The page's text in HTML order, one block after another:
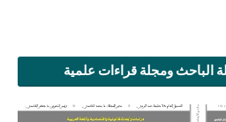
الباحث ومجلة قراءات علمية